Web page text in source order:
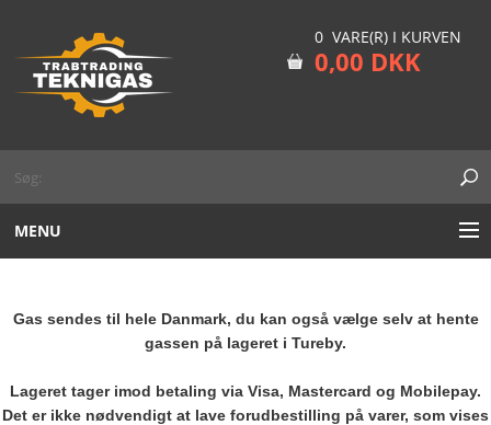
0 VARE(R) I KURVEN
0,00 DKK
MENU
MIX CO2/ARGON
NITROGEN
Gas sendes til hele Danmark, du kan også vælge selv at hente
gassen på lageret i Tureby.
Lageret tager imod betaling via Visa, Mastercard og Mobilepay.
Det er ikke nødvendigt at lave forudbestilling på varer, som vises